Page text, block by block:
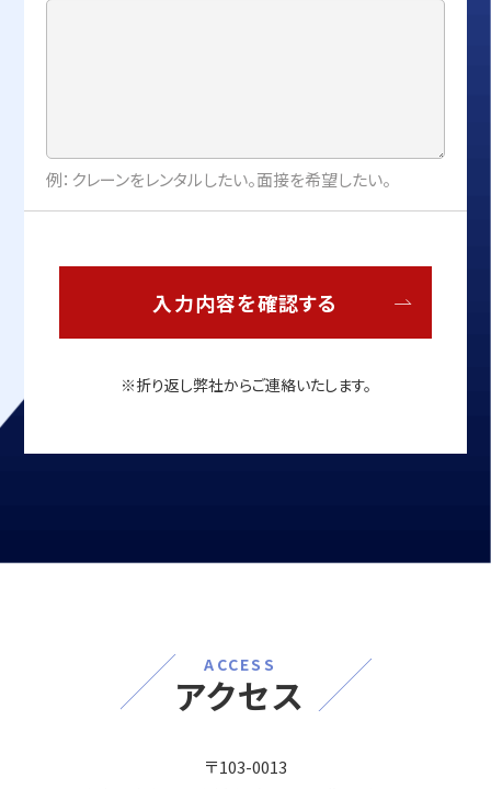
例：クレーンをレンタルしたい。面接を希望したい。
入力内容を確認する
※折り返し弊社からご連絡いたします。
ACCESS
アクセス
〒103-0013